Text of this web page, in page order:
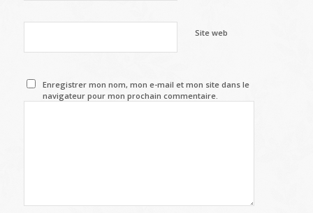
Site web
Enregistrer mon nom, mon e-mail et mon site dans le
navigateur pour mon prochain commentaire.